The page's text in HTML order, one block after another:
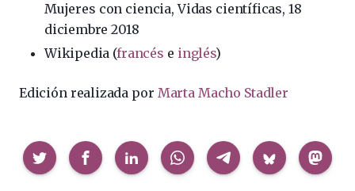
Mujeres con ciencia, Vidas científicas, 18
diciembre 2018
Wikipedia (francés e inglés)
Edición realizada por Marta Macho Stadler
Compartir